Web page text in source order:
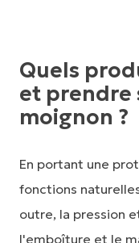
Quels
et prendre
moignon ?
En portant une
fonctions
outre, la pression
l'emboîture et le